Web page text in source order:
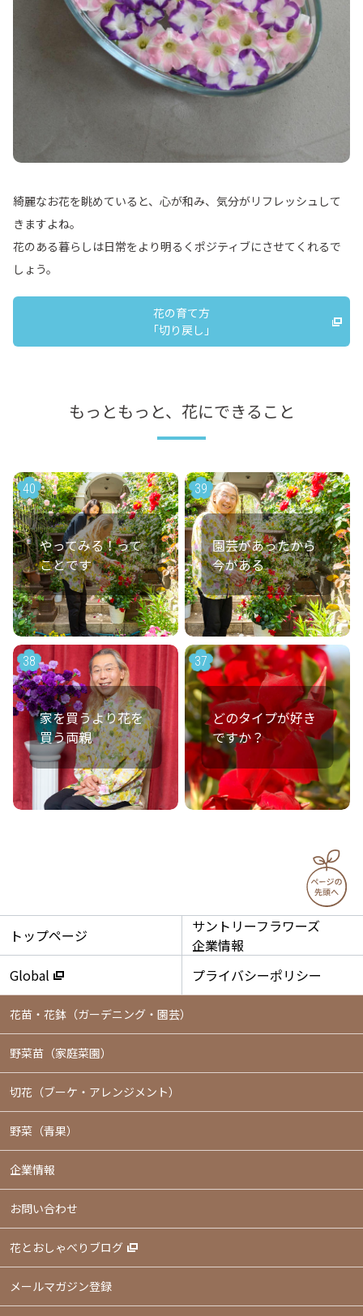
綺麗なお花を眺めていると、心が和み、気分がリフレッシュして
きますよね。
花のある暮らしは日常をより明るくポジティブにさせてくれるで
しょう。
花の育て方
「切り戻し」
もっともっと、花にできること
40
やってみる！って
ことです
39
園芸があったから
今がある
38
家を買うより花を
買う両親
37
どのタイプが好き
ですか？
トップページ
サントリーフラワーズ
企業情報
Global
プライバシーポリシー
花苗・花鉢 （ガーデニング・園芸）
野菜苗（家庭菜園）
切花（ブーケ・アレンジメント）
野菜（青果）
企業情報
お問い合わせ
花とおしゃべりブログ
メールマガジン登録